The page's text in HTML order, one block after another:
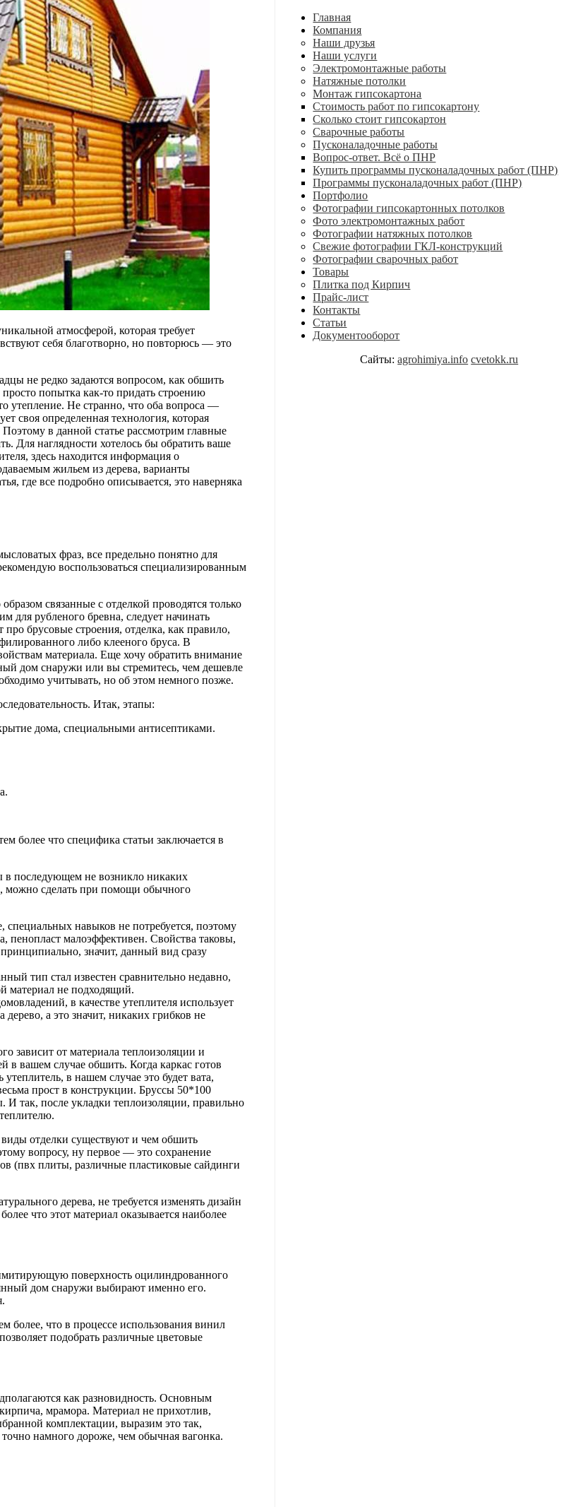
атмосферой, которая требует
себя благотворно, но повторюсь — это
не редко задаются вопросом, как обшить
попытка как-то придать строению
утепление. Не странно, что оба вопроса —
своя определенная технология, которая
в данной статье рассмотрим главные
Для наглядности хотелось бы обратить ваше
здесь находится информация о
жильем из дерева, варианты
где все подробно описывается, это наверняка
фраз, все предельно понятно для
воспользоваться специализированным
связанные с отделкой проводятся только
для рубленого бревна, следует начинать
про брусовые строения, отделка, как правило,
либо клееного бруса. В
материала. Еще хочу обратить внимание
дом снаружи или вы стремитесь, чем дешевле
учитывать, но об этом немного позже.
Итак, этапы:
дома, специальными антисептиками.
более что специфика статьи заключается в
в последующем не возникло никаких
можно сделать при помощи обычного
навыков не потребуется, поэтому
пенопласт малоэффективен. Свойства таковы,
значит, данный вид сразу
тип стал известен сравнительно недавно,
материал не подходящий.
в качестве утеплителя использует
а это значит, никаких грибков не
зависит от материала теплоизоляции и
в вашем случае обшить. Когда каркас готов
в нашем случае это будет вата,
прост в конструкции. Бруссы 50*100
так, после укладки теплоизоляции, правильно
виды отделки существуют и чем обшить
вопросу, ну первое — это сохранение
(пвх плиты, различные пластиковые сайдинги
дерева, не требуется изменять дизайн
что этот материал оказывается наиболее
поверхность оцилиндрованного
дом снаружи выбирают именно его.
более, что в процессе использования винил
подобрать различные цветовые
как разновидность. Основным
мрамора. Материал не прихотлив,
комплектации, выразим это так,
намного дороже, чем обычная вагонка.
Главная
Компания
Наши друзья
Наши услуги
Электромонтажные работы
Натяжные потолки
Монтаж гипсокартона
Стоимость работ по гипсокартону
Сколько стоит гипсокартон
Сварочные работы
Пусконаладочные работы
Вопрос-ответ. Всё о ПНР
Купить программы пусконаладочных работ (ПНР)
Программы пусконаладочных работ (ПНР)
Портфолио
Фотографии гипсокартонных потолков
Фото электромонтажных работ
Фотографии натяжных потолков
Свежие фотографии ГКЛ-конструкций
Фотографии сварочных работ
Товары
Плитка под Кирпич
Прайс-лист
Контакты
Статьи
Документооборот
Сайты:agrohimiya.info cvetokk.ru